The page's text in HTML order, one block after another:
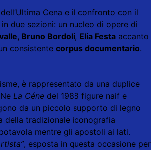
Cena e il confronto con il
due sezioni: un nucleo di opere di
Bruno Bordoli, Elia Festa accanto
consistente corpus documentario.
è rappresentato da una duplice
La Céne del 1988 figure naif e
da un piccolo supporto di legno
della tradizionale iconografia
mentre gli apostoli ai lati.
, esposta in questa occasione per